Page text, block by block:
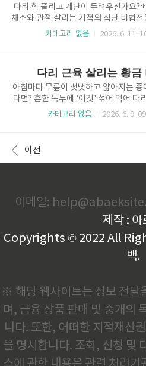
해 본 결과, 시중에서 가장 저렴하게 구
이 필수 아미노산 점수에서 우유와 함께
1점을 기록하며 소고기나 닭가슴살을 제
질 1위를 차지했습니다.정제된 탄수화물
계란 2개를 ..
다리 힘 풀리고 계단이 두려우신가요?
채소와 관절 살리는 기적의 식단 비법
는 활기찬 노후를 위한 근골격계 정밀 처
순한 노화라 여기지만, 사실 우리가 매일
고 먹는 식단 속에 뼈를 약하게 만드는
을 수 있습니다. 지금부터 정밀 데이터를
분의 다리 힘을 청춘처럼 돌려줄 놀라운
어드리겠습니다.1. 전문가의 정립: 뼈는
려면 무조건 칼슘만 많이 먹으면 된다고
카테고리 없음 2026. 6. 11.
다리 근육 살리는 황금
아침마다 무릎이 뻣뻣하고 얇아지는 종
다면? 흔한 녹두에 '이것' 섞어 먹어 다
황금 비법🌿 1. 전문가의 정립: 나이 탓으
을 자연스러운 노화 현상이라 생각하며
니다. 하지만 아무리 고기나 생선을 챙겨
다 훨씬 더 높은 농도의 자극을 원하게
합니다.이를 해결하기 위해서는 매 식사
는 근육 생성 스위치를 강하게 눌러줄
미노산인 류신의 농도가 ..
카테고리 없음 2026. 6. 9.
이전
이메일:
제작 : 아
Copyrights © 2022 All
백.
※ 해당 웹사이트는 정보 전달
며, 금융 상품 판매 및 중개의
니다. 또한, 어떠한 지적재산
을 명시합니다. 조회, 신청 및